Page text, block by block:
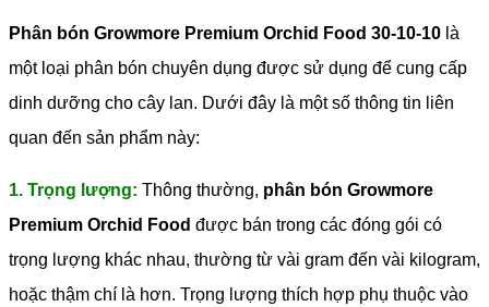
Phân bón Growmore Premium Orchid Food 30-10-10 là
một loại phân bón chuyên dụng được sử dụng để cung cấp
dinh dưỡng cho cây lan. Dưới đây là một số thông tin liên
quan đến sản phẩm này:
1. Trọng lượng: Thông thường, phân bón Growmore
Premium Orchid Food được bán trong các đóng gói có
trọng lượng khác nhau, thường từ vài gram đến vài kilogram,
hoặc thậm chí là hơn. Trọng lượng thích hợp phụ thuộc vào